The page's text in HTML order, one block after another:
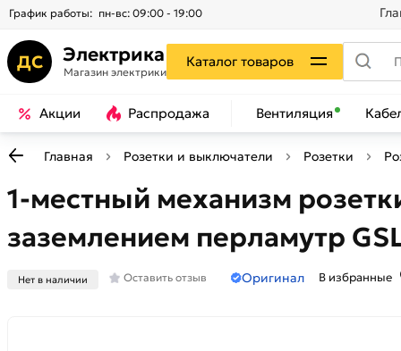
График работы: пн-вс: 09:00 - 19:00
ДС Электрика
Магазин электрики
Каталог товаров
Акции Распродажа Вентиляция
Главная Розетки и выключатели Розетки
1-местный механизм
заземлением перламутр
Нет в наличии Оставить отзыв Оригинал В избранные